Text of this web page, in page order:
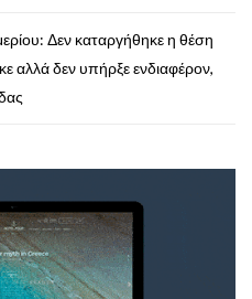
Δεν καταργήθηκε η θέση
αλλά δεν υπήρξε ενδιαφέρον,